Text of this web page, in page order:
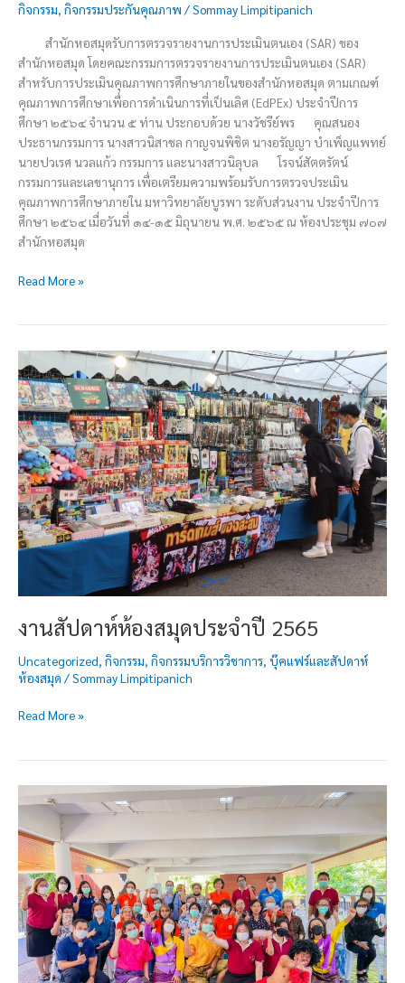
กิจกรรม, กิจกรรมประกันคุณภาพ /Sommay Limpitipanich
สำนักหอสมุดรับการตรวจรายงานการประเมินตนเอง (SAR) ของ
สำนักหอสมุด โดยคณะกรรมการตรวจรายงานการประเมินตนเอง (SAR)
สำหรับการประเมินคุณภาพการศึกษาภายในของสำนักหอสมุด ตามเกณฑ์
คุณภาพการศึกษาเพื่อการดำเนินการที่เป็นเลิศ (EdPEx) ประจำปีการ
ศึกษา ๒๕๖๔ จำนวน ๕ ท่าน ประกอบด้วย นางวัชรีย์พร คุณสนอง
ประธานกรรมการ นางสาวนิสาชล กาญจนพิชิต นางอรัญญา บำเพ็ญแพทย์
นายปวเรศ นวลแก้ว กรรมการ และนางสาวนิลุบล โรจน์สัตตรัตน์
กรรมการและเลขานุการ เพื่อเตรียมความพร้อมรับการตรวจประเมิน
คุณภาพการศึกษาภายใน มหาวิทยาลัยบูรพา ระดับส่วนงาน ประจำปีการ
ศึกษา ๒๕๖๔ เมื่อวันที่ ๑๔-๑๕ มิถุนายน พ.ศ. ๒๕๖๕ ณ ห้องประชุม ๗๐๗
สำนักหอสมุด
Read More »
งานสัปดาห์ห้องสมุดประจำปี 2565
Uncategorized, กิจกรรม, กิจกรรมบริการวิชาการ, บุ๊คแฟร์และสัปดาห์
ห้องสมุด /Sommay Limpitipanich
งาน
สัปดาห์
ห้อง
สมุด
ประจำ
ปี
2565
Read More »
ใบ
ใหม่
แห่ง
การ
เรียน
รู้
แก่
ผู้